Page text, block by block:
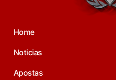
Home
Noticias
Apostas